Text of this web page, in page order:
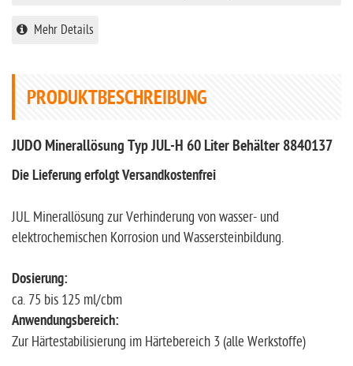
Mehr Details
PRODUKTBESCHREIBUNG
JUDO Minerallösung Typ JUL-H 60 Liter Behälter 8840137
Die Lieferung erfolgt Versandkostenfrei
JUL Minerallösung zur Verhinderung von wasser- und
elektrochemischen Korrosion und Wassersteinbildung.
Dosierung:
ca. 75 bis 125 ml/cbm
Anwendungsbereich:
Zur Härtestabilisierung im Härtebereich 3 (alle Werkstoffe)